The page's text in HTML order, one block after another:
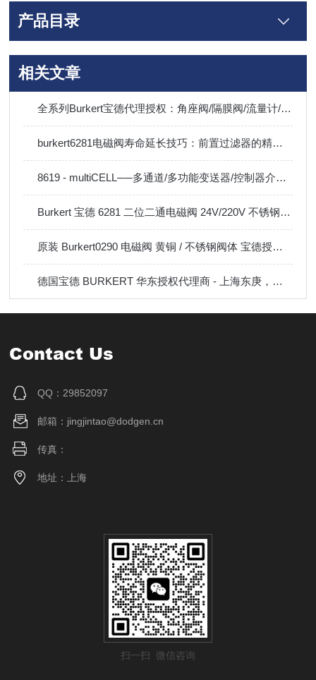
产品目录
相关文章
全系列Burkert宝德代理授权：角座阀/隔膜阀/流量计/电磁阀/调节阀现货直供，覆盖热门型号
burkert6281电磁阀寿命延长技巧：前置过滤器的精度选择与定期排污
8619 - multiCELL──多通道/多功能变送器/控制器介绍说明
Burkert 宝德 6281 二位二通电磁阀 24V/220V 不锈钢防爆流体控制阀
原装 Burkert0290 电磁阀 黄铜 / 不锈钢阀体 宝德授权代理商直发
德国宝德 BURKERT 华东授权代理商 - 上海东庚，电磁阀流量计现货
Contact Us
QQ：29852097
邮箱：jingjintao@dodgen.cn
传真：
地址：上海
扫一扫 微信咨询